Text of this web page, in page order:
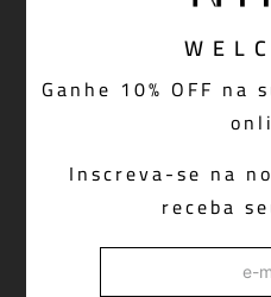
Ganhe 10% OFF na
Inscreva-se na
receba